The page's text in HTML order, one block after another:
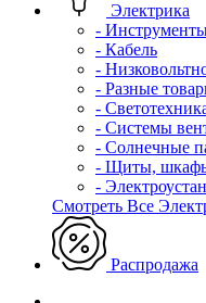
Электрика
-
- Кабель
-
- Разные
-
- Системы
- Солнечные
- Щиты,
-
Смотреть Все
Распродажа